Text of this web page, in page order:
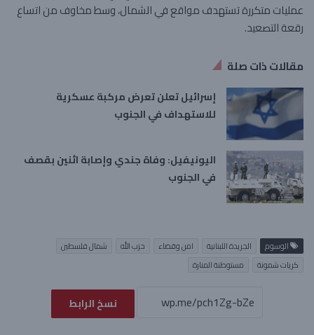
عمليات متكررة تستهدف مواقع في الشمال، وسط مخاوف من اتساع
رقعة التصعيد.
مقالات ذات صلة
إسرائيل تعلن تعرض مركبة عسكرية
للاستهداف في الجنوب
اليونيفيل: وفاة جندي وإصابة اثنين بقصف
في الجنوب
الوسوم الجريدة اللبنانية امن وقضاء حزب الله
شمال فلسطين
كريات شمونة
مستوطنة المنارة
نسخ الرابط